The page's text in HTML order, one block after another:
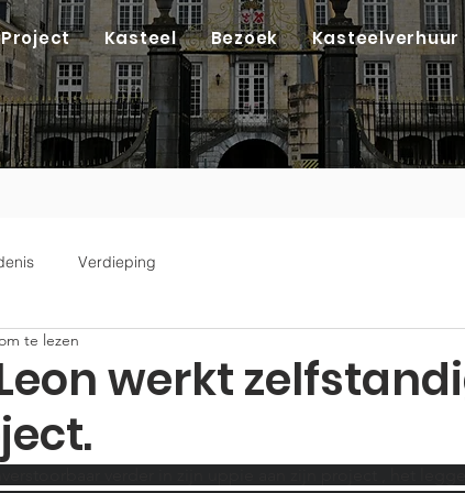
Project Kasteel Bezoek Kasteelverhuur
Verdieping
werkt
te lezen